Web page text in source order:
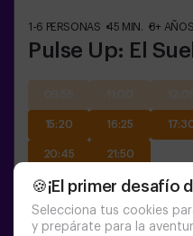
🍪¡El primer desafío
Selecciona tus cookies
y prepárate para la
1-6 PERSONAS 45 MIN. 8+ AÑOS
Pulse Up: El
15:20 16:25
20:45 21:50